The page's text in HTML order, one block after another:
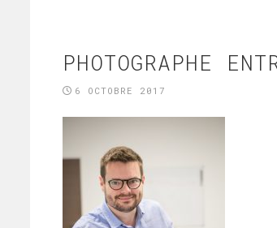
PHOTOGRAPHE
6 OCTOBRE 2017